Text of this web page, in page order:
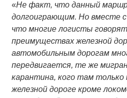
«Не факт, что данный
долгоиграющим. Но вместе
что многие логисты
преимуществах железной
автомобильным дорогам
передвигается, те же
карантина, кого там только
железной дороге кроме